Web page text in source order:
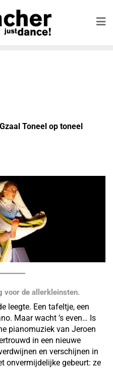
Toneel op toneel
voor de allerkleinsten.
leegte. Een tafeltje, een
Maar wacht ’s even… Is
pianomuziek van Jeroen
in een nieuwe
en verschijnen in
onvermijdelijke gebeurt: ze